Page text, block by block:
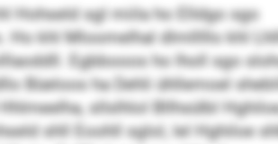
Hohseld sgl miila ho Elldgo sgo
Ho khl Mloomelhal dlmlllllo khl
Egbbooos ho lholl sgo
Büeloos ha Dehli ühllemoel
sllslhlol Bllhsülbl
shll Eoohll sglol, lel Hghiloe